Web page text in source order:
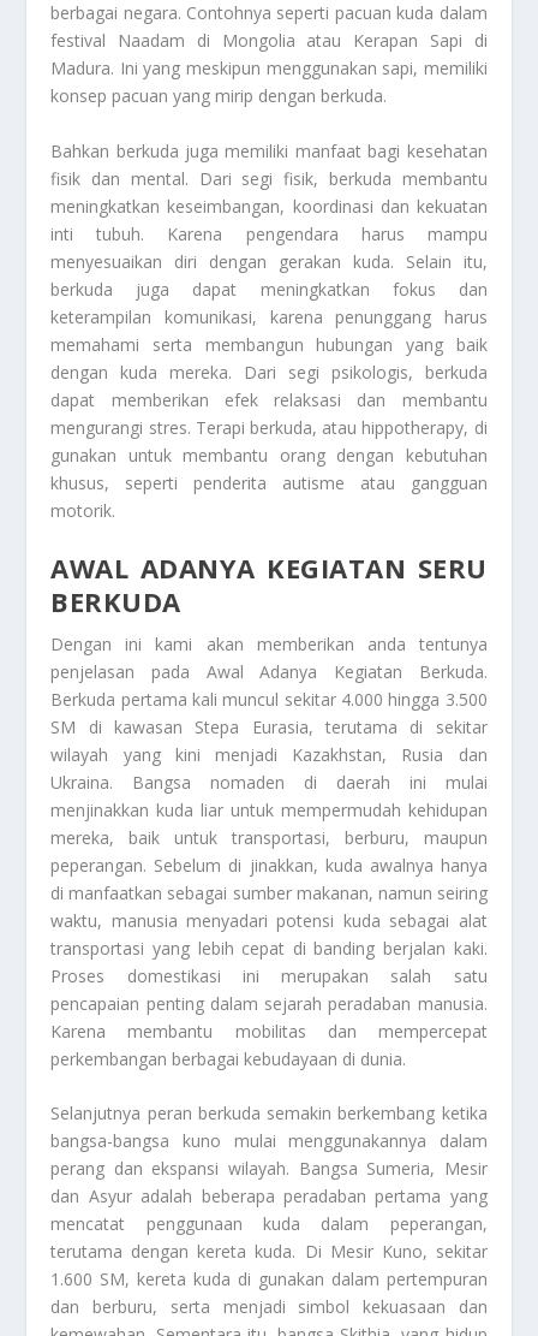
berbagai negara. Contohnya seperti pacuan kuda dalam
festival Naadam di Mongolia atau Kerapan Sapi di
Madura. Ini yang meskipun menggunakan sapi, memiliki
konsep pacuan yang mirip dengan berkuda.
Bahkan berkuda juga memiliki manfaat bagi kesehatan
fisik dan mental. Dari segi fisik, berkuda membantu
meningkatkan keseimbangan, koordinasi dan kekuatan
inti tubuh. Karena pengendara harus mampu
menyesuaikan diri dengan gerakan kuda. Selain itu,
berkuda juga dapat meningkatkan fokus dan
keterampilan komunikasi, karena penunggang harus
memahami serta membangun hubungan yang baik
dengan kuda mereka. Dari segi psikologis, berkuda
dapat memberikan efek relaksasi dan membantu
mengurangi stres. Terapi berkuda, atau hippotherapy, di
gunakan untuk membantu orang dengan kebutuhan
khusus, seperti penderita autisme atau gangguan
motorik.
AWAL ADANYA KEGIATAN SERU
BERKUDA
Dengan ini kami akan memberikan anda tentunya
penjelasan pada Awal Adanya Kegiatan Berkuda.
Berkuda pertama kali muncul sekitar 4.000 hingga 3.500
SM di kawasan Stepa Eurasia, terutama di sekitar
wilayah yang kini menjadi Kazakhstan, Rusia dan
Ukraina. Bangsa nomaden di daerah ini mulai
menjinakkan kuda liar untuk mempermudah kehidupan
mereka, baik untuk transportasi, berburu, maupun
peperangan. Sebelum di jinakkan, kuda awalnya hanya
di manfaatkan sebagai sumber makanan, namun seiring
waktu, manusia menyadari potensi kuda sebagai alat
transportasi yang lebih cepat di banding berjalan kaki.
Proses domestikasi ini merupakan salah satu
pencapaian penting dalam sejarah peradaban manusia.
Karena membantu mobilitas dan mempercepat
perkembangan berbagai kebudayaan di dunia.
Selanjutnya peran berkuda semakin berkembang ketika
bangsa-bangsa kuno mulai menggunakannya dalam
perang dan ekspansi wilayah. Bangsa Sumeria, Mesir
dan Asyur adalah beberapa peradaban pertama yang
mencatat penggunaan kuda dalam peperangan,
terutama dengan kereta kuda. Di Mesir Kuno, sekitar
1.600 SM, kereta kuda di gunakan dalam pertempuran
dan berburu, serta menjadi simbol kekuasaan dan